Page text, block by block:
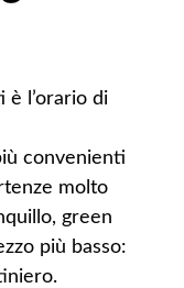
è
l’orario di
convenienti
molto
green
più basso: